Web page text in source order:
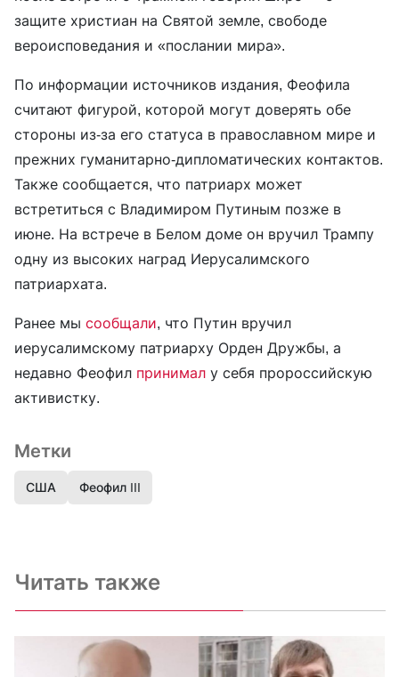
защите христиан на Святой земле, свободе
вероисповедания и «послании мира».
По информации источников издания, Феофила
считают фигурой, которой могут доверять обе
стороны из-за его статуса в православном мире и
прежних гуманитарно-дипломатических контактов.
Также сообщается, что патриарх может
встретиться с Владимиром Путиным позже в
июне. На встрече в Белом доме он вручил Трампу
одну из высоких наград Иерусалимского
патриархата.
Ранее мы сообщали, что Путин вручил
иерусалимскому патриарху Орден Дружбы, а
недавно Феофил принимал у себя пророссийскую
активистку.
Метки
США Феофил III
Читать также